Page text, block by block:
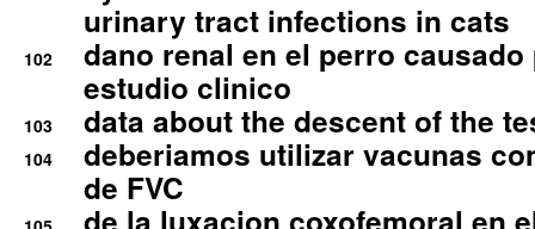
urinary tract infections in cats
102
dano renal en el perro
estudio clinico
103 data about the descent of the
104
deberiamos utilizar vacunas
de FVC
de la luxacion coxofemoral en